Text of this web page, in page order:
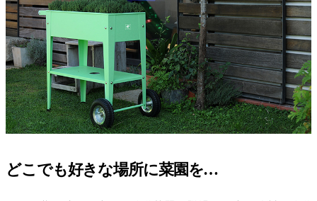
どこでも好きな場所に菜園を…